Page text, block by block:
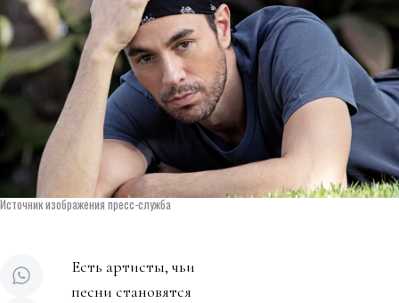
Источник изображения пресс-служба
Есть артисты, чьи
песни становятся